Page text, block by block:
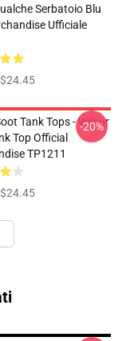
Serbatoio Blu
Ufficiale
$24.45
Tank Tops - Wilbur
Top Official
TP1211
$24.45
-20%